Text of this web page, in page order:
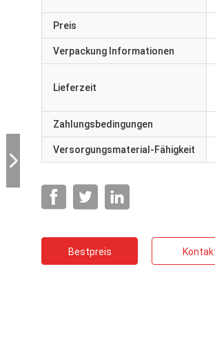
Preis
Verpackung Informationen
Lieferzeit
Zahlungsbedingungen
Versorgungsmaterial-Fähigkeit
Bestpreis